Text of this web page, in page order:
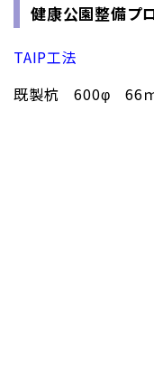
健康公園整備プ
TAIP工法
既製杭 600φ 66